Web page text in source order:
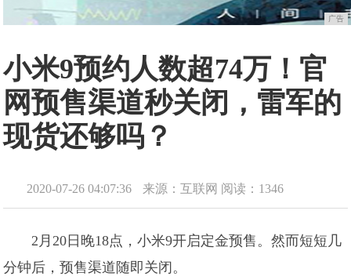
广告
小米9预约人数超74万！官
网预售渠道秒关闭，雷军的
现货还够吗？
2020-07-26 04:07:36 来源：互联网 阅读：1346
2月20日晚18点，小米9开启定金预售。然而短短几
分钟后，预售渠道随即关闭。